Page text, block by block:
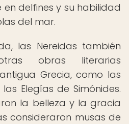
delfines y su habilidad
del mar.
las Nereidas también
obras literarias
Grecia, como las
Elegías de Simónides.
la belleza y la gracia
consideraron musas de